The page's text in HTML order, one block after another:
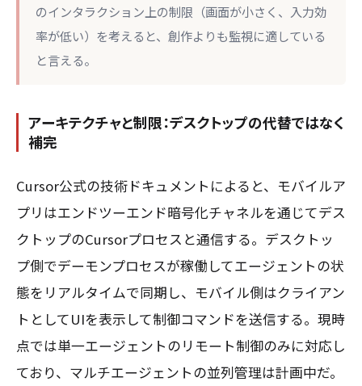
のインタラクション上の制限（画面が小さく、入力効
率が低い）を考えると、創作よりも監視に適している
と言える。
アーキテクチャと制限：デスクトップの代替ではなく
補完
Cursor公式の技術ドキュメントによると、モバイルア
プリはエンドツーエンド暗号化チャネルを通じてデス
クトップのCursorプロセスと通信する。デスクトッ
プ側でデーモンプロセスが稼働してエージェントの状
態をリアルタイムで同期し、モバイル側はクライアン
トとしてUIを表示して制御コマンドを送信する。現時
点では単一エージェントのリモート制御のみに対応し
ており、マルチエージェントの並列管理は計画中だ。